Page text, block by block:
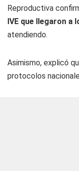
Reproductiva
IVE que llegaron a
atendiendo.
Asimismo, explicó
protocolos